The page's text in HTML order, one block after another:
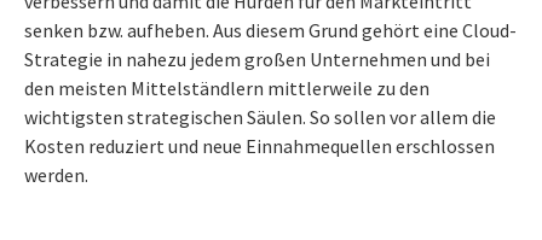
senken bzw. aufheben. Aus diesem Grund gehört eine Cloud-
Strategie in nahezu jedem großen Unternehmen und bei
den meisten Mittelständlern mittlerweile zu den
wichtigsten strategischen Säulen. So sollen vor allem die
Kosten reduziert und neue Einnahmequellen erschlossen
werden.